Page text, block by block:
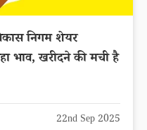
निगम शेयर
भाव, खरीदने की मची है
22nd Sep 2025